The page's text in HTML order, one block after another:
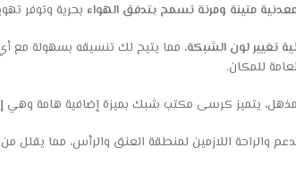
متينة ومرنة تسمح بتدفق الهواء بحرية وتوفر
تغيير لون الشبكة، مما يتيح لك تنسيقه بسهولة مع
للمكان.
يتميز كرسى مكتب شبك بميزة إضافية هامة وهي
والراحة اللازمين لمنطقة العنق والرأس، مما